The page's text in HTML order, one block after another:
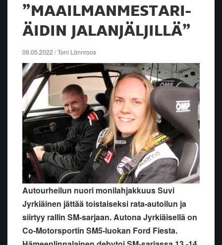
”MAAILMANMESTARI-
ÄIDIN JALANJÄLJILLÄ”
09.05.2022 / Toni Lönnroos
Autourheilun nuori monilahjakkuus Suvi
Jyrkiäinen jättää toistaiseksi rata-autoilun ja
siirtyy rallin SM-sarjaan. Autona Jyrkiäisellä on
Co-Motorsportin SM5-luokan Ford Fiesta.